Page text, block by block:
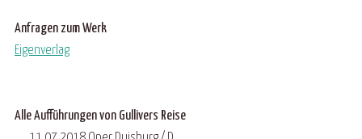
Anfragen zum Werk
Eigenverlag
Alle Aufführungen von Gullivers Reise